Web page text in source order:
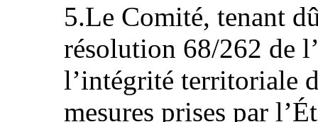
5.Le Comité, tenant
résolution 68/262 de
l’intégrité territoriale
mesures prises par